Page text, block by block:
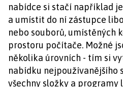
nabídce si stačí například
a umístit do ní zástupce
nebo souborů, umístěných
prostoru počítače. Možné
několika úrovních - tím si
nabídku nejpoužívanějšího
všechny složky a